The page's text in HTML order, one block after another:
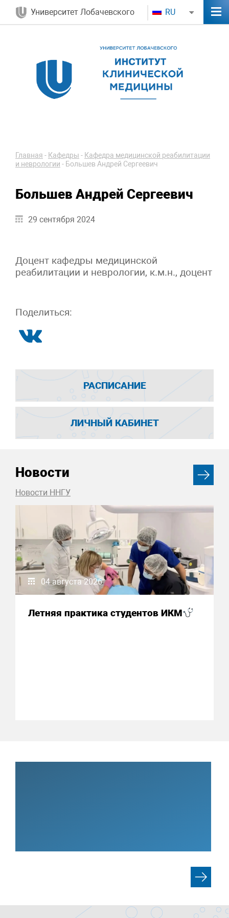
Университет Лобачевского RU
Главная - Кафедры - Кафедра медицинской реабилитации
и неврологии - Большев Андрей Сергеевич
Большев Андрей Сергеевич
29 сентября 2024
Доцент кафедры медицинской
реабилитации и неврологии, к.м.н., доцент
Поделиться:
РАСПИСАНИЕ
ЛИЧНЫЙ КАБИНЕТ
Новости
Новости ННГУ
04 августа 2026
Летняя практика студентов ИКМ